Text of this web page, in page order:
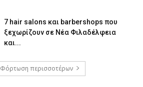
7 hair salons και barbershops που
ξεχωρίζουν σε Νέα Φιλαδέλφεια
και...
Φόρτωση περισσοτέρων